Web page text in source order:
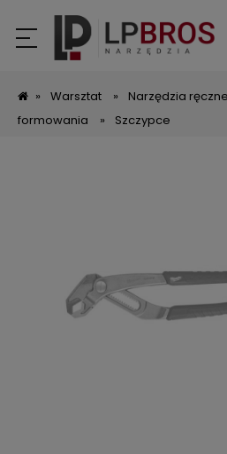
» Warsztat » Narzędzia ręczne
formowania
» Szczypce